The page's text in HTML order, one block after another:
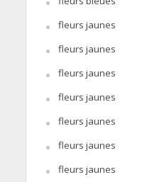
fleurs jaunes
fleurs jaunes
fleurs jaunes
fleurs jaunes
fleurs jaunes
fleurs jaunes
fleurs jaunes